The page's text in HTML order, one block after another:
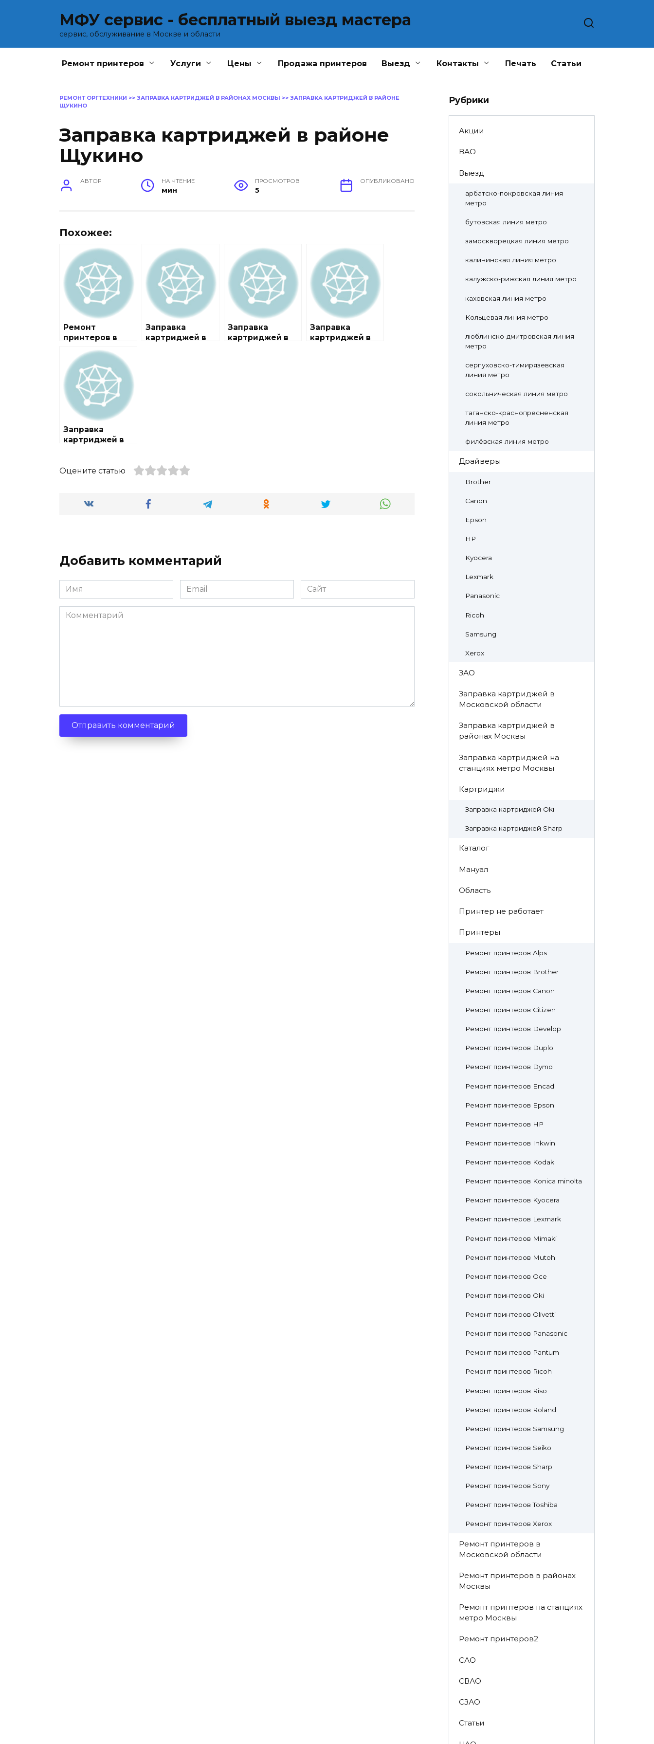
МФУ сервис - бесплатный выезд мастера
сервис, обслуживание в Москве и области
Ремонт принтеров Услуги Цены Продажа принтеров Выезд Контакты Печать Статьи
РЕМОНТ ОРГТЕХНИКИ >> ЗАПРАВКА КАРТРИДЖЕЙ В РАЙОНАХ МОСКВЫ >> ЗАПРАВКА КАРТРИДЖЕЙ В РАЙОНЕ
ЩУКИНО
Заправка картриджей в районе
Щукино
АВТОР НА ЧТЕНИЕ
мин
ПРОСМОТРОВ
5
ОПУБЛИКОВАНО
Похожее:
Ремонт
принтеров в
Заправка
картриджей в
Заправка
картриджей в
Заправка
картриджей в
Заправка
картриджей в
Оцените статью
Добавить комментарий
Имя Email Сайт
Комментарий
Рубрики
Акции
ВАО
Выезд
арбатско-покровская линия
метро
бутовская линия метро
замоскворецкая линия метро
калининская линия метро
калужско-рижская линия метро
каховская линия метро
Кольцевая линия метро
люблинско-дмитровская линия
метро
серпуховско-тимирязевская
линия метро
сокольническая линия метро
таганско-краснопресненская
линия метро
филёвская линия метро
Драйверы
Brother
Canon
Epson
HP
Kyocera
Lexmark
Panasonic
Ricoh
Samsung
Xerox
ЗАО
Заправка картриджей в
Московской области
Заправка картриджей в
районах Москвы
Заправка картриджей на
станциях метро Москвы
Картриджи
Заправка картриджей Oki
Заправка картриджей Sharp
Каталог
Мануал
Область
Принтер не работает
Принтеры
Ремонт принтеров Alps
Ремонт принтеров Brother
Ремонт принтеров Canon
Ремонт принтеров Citizen
Ремонт принтеров Develop
Ремонт принтеров Duplo
Ремонт принтеров Dymo
Ремонт принтеров Encad
Ремонт принтеров Epson
Ремонт принтеров HP
Ремонт принтеров Inkwin
Ремонт принтеров Kodak
Ремонт принтеров Konica minolta
Ремонт принтеров Kyocera
Ремонт принтеров Lexmark
Ремонт принтеров Mimaki
Ремонт принтеров Mutoh
Ремонт принтеров Oce
Ремонт принтеров Oki
Ремонт принтеров Olivetti
Ремонт принтеров Panasonic
Ремонт принтеров Pantum
Ремонт принтеров Ricoh
Ремонт принтеров Riso
Ремонт принтеров Roland
Ремонт принтеров Samsung
Ремонт принтеров Seiko
Ремонт принтеров Sharp
Ремонт принтеров Sony
Ремонт принтеров Toshiba
Ремонт принтеров Xerox
Ремонт принтеров в
Московской области
Ремонт принтеров в районах
Москвы
Ремонт принтеров на станциях
метро Москвы
Ремонт принтеров2
САО
СВАО
СЗАО
Статьи